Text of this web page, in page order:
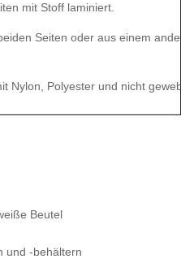
mit Stoff laminiert.
Seiten oder aus einem
Nylon, Polyester und nicht
Beutel
und -behältern